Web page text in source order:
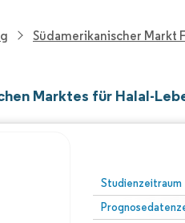
Südamerikanischer Markt
Marktes für Halal-
Studienzeitraum